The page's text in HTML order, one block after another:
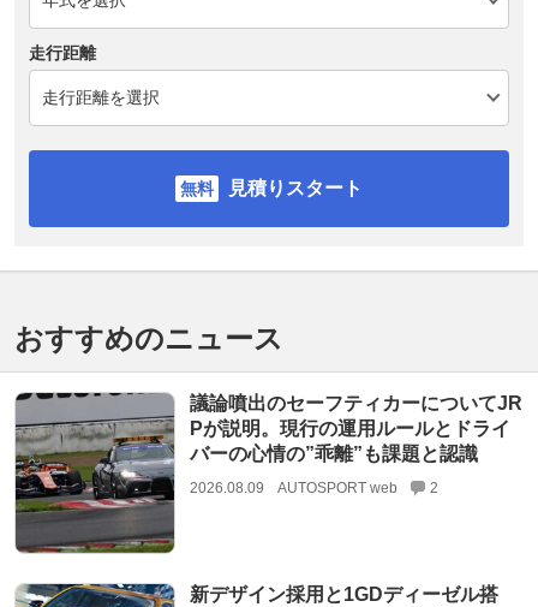
走行距離
見積りスタート
おすすめのニュース
議論噴出のセーフティカーについてJR
Pが説明。現行の運用ルールとドライ
バーの心情の”乖離”も課題と認識
2026.08.09 AUTOSPORT web 2
新デザイン採用と1GDディーゼル搭